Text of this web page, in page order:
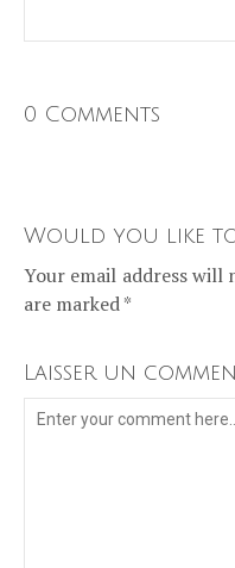
0 Comments
Would you like
Your email address will
are marked *
Laisser un